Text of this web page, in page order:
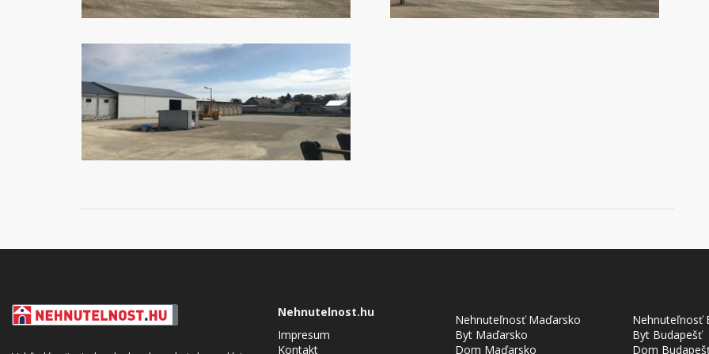
Nehnutelnost.hu
Impresum
Kontakt
Nehnuteľnosť Maďarsko
Byt Maďarsko
Dom Maďarsko
Nehnuteľnosť
Byt Budapešť
Dom